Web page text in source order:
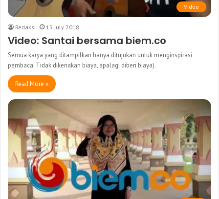
Video
Redaksi 15 July 2018
Video: Santai bersama biem.co
Semua karya yang ditampilkan hanya ditujukan untuk menginspirasi
pembaca. Tidak dikenakan biaya, apalagi diberi biaya).
Read More »